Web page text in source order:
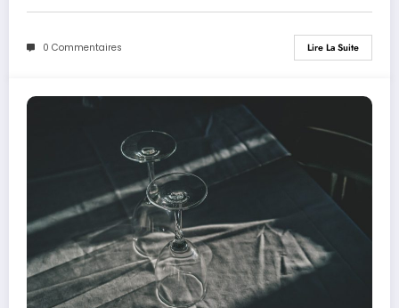
0 Commentaires Lire La Suite